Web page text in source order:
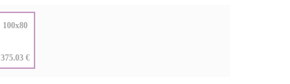
100x80
375.03 €